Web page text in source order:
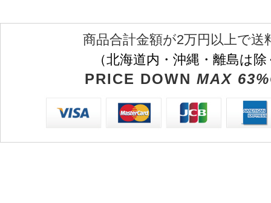
商品合計金額が2万円以上で送
（北海道内・沖縄・離島は
PRICE DOWN MAX